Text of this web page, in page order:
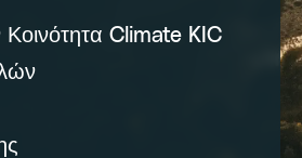
Κοινότητα Climate KIC